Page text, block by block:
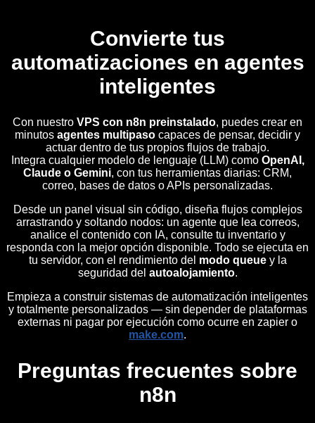
Convierte tus
automatizaciones en agentes
inteligentes
Con nuestro VPS con n8n preinstalado, puedes crear en
minutos agentes multipaso capaces de pensar, decidir y
actuar dentro de tus propios flujos de trabajo.
Integra cualquier modelo de lenguaje (LLM) como OpenAI,
Claude o Gemini, con tus herramientas diarias: CRM,
correo, bases de datos o APIs personalizadas.
Desde un panel visual sin código, diseña flujos complejos
arrastrando y soltando nodos: un agente que lea correos,
analice el contenido con IA, consulte tu inventario y
responda con la mejor opción disponible. Todo se ejecuta en
tu servidor, con el rendimiento del modo queuey la
seguridad del autoalojamiento.
Empieza a construir sistemas de automatización inteligentes
y totalmente personalizados — sin depender de plataformas
externas ni pagar por ejecución como ocurre en zapier o
make.com.
Preguntas frecuentes sobre
n8n